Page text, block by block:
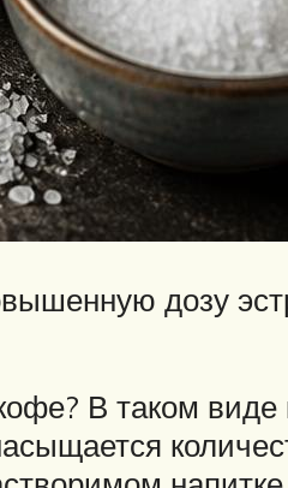
дозу
В таком